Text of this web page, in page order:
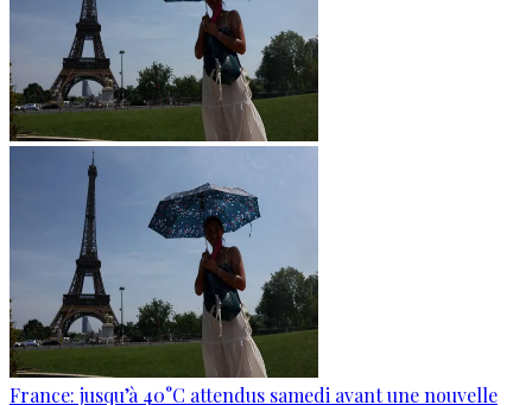
France: jusqu’à 40°C attendus samedi avant une nouvelle